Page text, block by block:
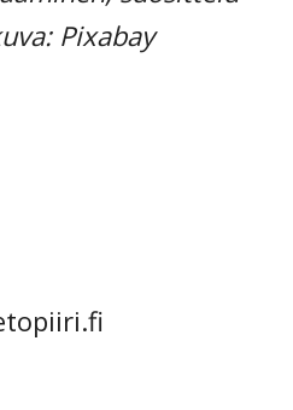
Pixabay